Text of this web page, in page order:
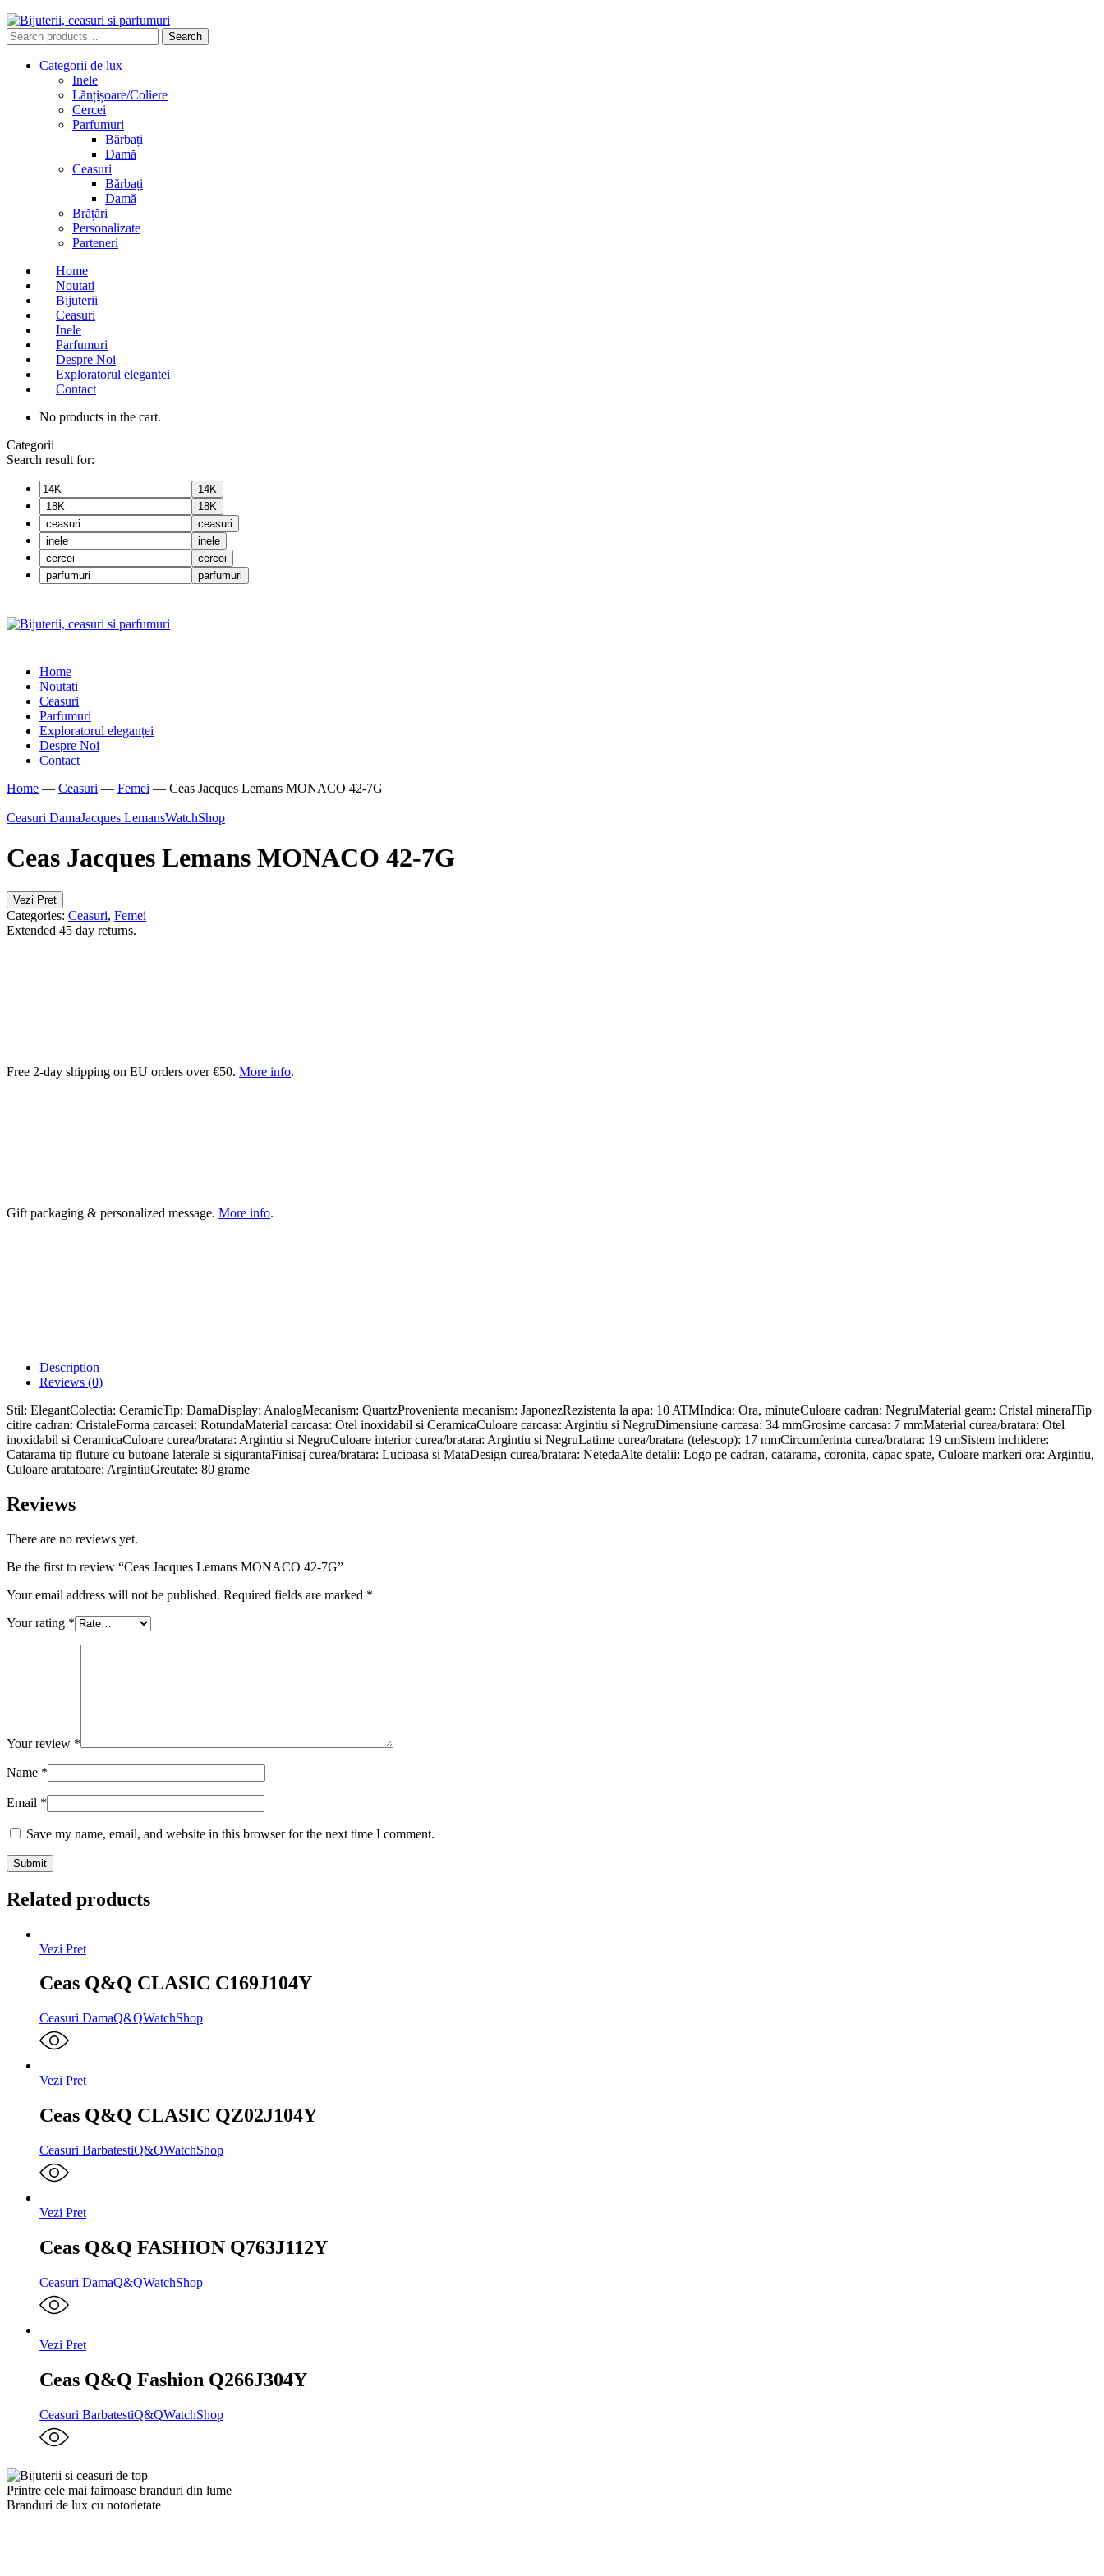
Search
for:
Search
Categorii de lux
Inele
Lănțișoare/Coliere
Cercei
Parfumuri
Bărbați
Damă
Ceasuri
Bărbați
Damă
Brățări
Personalizate
Parteneri
Home
Noutati
Bijuterii
Ceasuri
Inele
Parfumuri
Despre Noi
Exploratorul elegantei
Contact
No products in the cart.
Categorii
Search result for:
14K
18K
ceasuri
inele
cercei
parfumuri
Home
Noutati
Ceasuri
Parfumuri
Exploratorul eleganței
Despre Noi
Contact
Home — Ceasuri — Femei — Ceas Jacques Lemans MONACO 42-7G
Ceasuri DamaJacques LemansWatchShop
Ceas Jacques Lemans MONACO 42-7G
Vezi Pret
Categories: Ceasuri, Femei
Extended 45 day returns.
Free 2-day shipping on EU orders over €50. More info.
Gift packaging & personalized message. More info.
Description
Reviews (0)
Stil: ElegantColectia: CeramicTip: DamaDisplay: AnalogMecanism: QuartzProvenienta mecanism: JaponezRezistenta la apa: 10 ATMIndica: Ora, minuteCuloare cadran: NegruMaterial geam: Cristal mineralTip
citire cadran: CristaleForma carcasei: RotundaMaterial carcasa: Otel inoxidabil si CeramicaCuloare carcasa: Argintiu si NegruDimensiune carcasa: 34 mmGrosime carcasa: 7 mmMaterial curea/bratara: Otel
inoxidabil si CeramicaCuloare curea/bratara: Argintiu si NegruCuloare interior curea/bratara: Argintiu si NegruLatime curea/bratara (telescop): 17 mmCircumferinta curea/bratara: 19 cmSistem inchidere:
Catarama tip fluture cu butoane laterale si sigurantaFinisaj curea/bratara: Lucioasa si MataDesign curea/bratara: NetedaAlte detalii: Logo pe cadran, catarama, coronita, capac spate, Culoare markeri ora: Argintiu,
Culoare aratatoare: ArgintiuGreutate: 80 grame
Reviews
There are no reviews yet.
Be the first to review “Ceas Jacques Lemans MONACO 42-7G”
Your email address will not be published. Required fields are marked *
Your rating *
Your review *
Name *
Email *
Save my name, email, and website in this browser for the next time I comment.
Related products
Vezi Pret
Ceas Q&Q CLASIC C169J104Y
Ceasuri DamaQ&QWatchShop
Vezi Pret
Ceas Q&Q CLASIC QZ02J104Y
Ceasuri BarbatestiQ&QWatchShop
Vezi Pret
Ceas Q&Q FASHION Q763J112Y
Ceasuri DamaQ&QWatchShop
Vezi Pret
Ceas Q&Q Fashion Q266J304Y
Ceasuri BarbatestiQ&QWatchShop
Printre cele mai faimoase branduri din lume
Branduri de lux cu notorietate